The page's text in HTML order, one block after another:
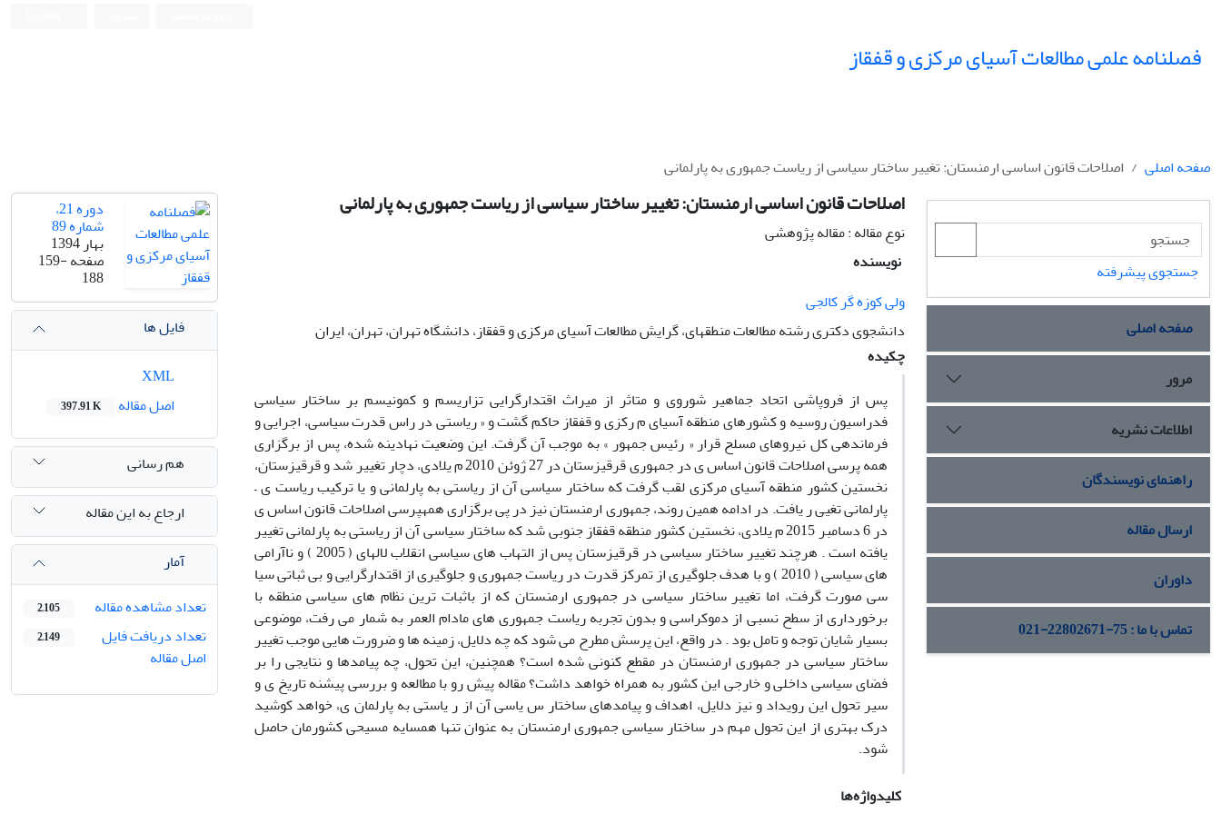
فصلنامه علمی مطالعات آسیای مرکزی و قفقاز
صفحه اصلی اصلاحات قانون اساسی ارمنستان: تغییر ساختار سیاسی از ریاست جمهوری به پارلمانی
اصلاحات قانون اساسی ارمنستان: تغییر ساختار سیاسی از ریاست جمهوری به پارلمانی
نوع مقاله : مقاله پژوهشی
نویسنده
ولی کوزه گر کالجی
دانشجوی دکتری رشته مطالعات منطقهای، گرایش مطالعات آسیای مرکزی و قفقاز، دانشگاه تهران، تهران، ایران
چکیده
پس از فروپاشی اتحاد جماهیر شوروی و متاثر از میراث اقتدارگرایی تزاریسم و کمونیسم بر ساختار سیاسی
فدراسیون روسیه و کشورهای منطقه آسیای م رکزی و قفقاز حاکم گشت و « ریاستی در راس قدرت سیاسی، اجرایی و
فرماندهی کل نیروهای مسلح قرار « رئیس جمهور » به موجب آن گرفت. این وضعیت نهادینه شده، پس از برگزاری
همه پرسی اصلاحات قانون اساس ی در جمهوری قرقیزستان در 27 ژوئن 2010 م یلادی، دچار تغییر شد و قرقیزستان،
نخستین کشور منطقه آسیای مرکزی لقب گرفت که ساختار سیاسی آن از ریاستی به پارلمانی و یا ترکیب ریاست ی –
پارلمانی تغیی ر یافت. در ادامه همین روند، جمهوری ارمنستان نیز در پی برگزاری همهپرسی اصلاحات قانون اساس ی
در 6 دسامبر 2015 م یلادی، نخستین کشور منطقه قفقاز جنوبی شد که ساختار سیاسی آن از ریاستی به پارلمانی تغییر
یافته است . هرچند تغییر ساختار سیاسی در قرقیزستان پس از التهاب های سیاسی انقلاب لالهای ( 2005 ) و ناآرامی
های سیاسی ( 2010 ) و با هدف جلوگیری از تمرکز قدرت در ریاست جمهوری و جلوگیری از اقتدارگرایی و بی ثباتی سیا
سی صورت گرفت، اما تغییر ساختار سیاسی در جمهوری ارمنستان که از باثبات ترین نظام های سیاسی منطقه با
برخورداری از سطح نسبی از دموکراسی و بدون تجربه ریاست جمهوری های مادام العمر به شمار می رفت، موضوعی
بسیار شایان توجه و تامل بود . در واقع، این پرسش مطرح می شود که چه دلایل، زمینه ها و ضرورت هایی موجب تغییر
ساختار سیاسی در جمهوری ارمنستان در مقطع کنونی شده است؟ همچنین، این تحول، چه پیامدها و نتایجی را بر
فضای سیاسی داخلی و خارجی این کشور به همراه خواهد داشت؟ مقاله پیش رو با مطالعه و بررسی پیشنه تاریخ ی و
سیر تحول این رویداد و نیز دلایل، اهداف و پیامدهای ساختار س یاسی آن از ر یاستی به پارلمان ی، خواهد کوشید
درک بهتری از این تحول مهم در ساختار سیاسی جمهوری ارمنستان به عنوان تنها همسایه مسیحی کشورمان حاصل
شود.
کلیدواژه‌ها
دوره 21،
شماره 89
بهار 1394
صفحه159-
188
فایل ها
اصل مقاله
397.91 K
هم رسانی
ارجاع به این مقاله
آمار
تعداد مشاهده مقاله
2,105
تعداد دریافت فایل
اصل مقاله
2,149
جستجوی پیشرفته
صفحه اصلی
مرور
اطلاعات نشریه
راهنمای نویسندگان
ارسال مقاله
داوران
تماس با ما : 75-22802671-021